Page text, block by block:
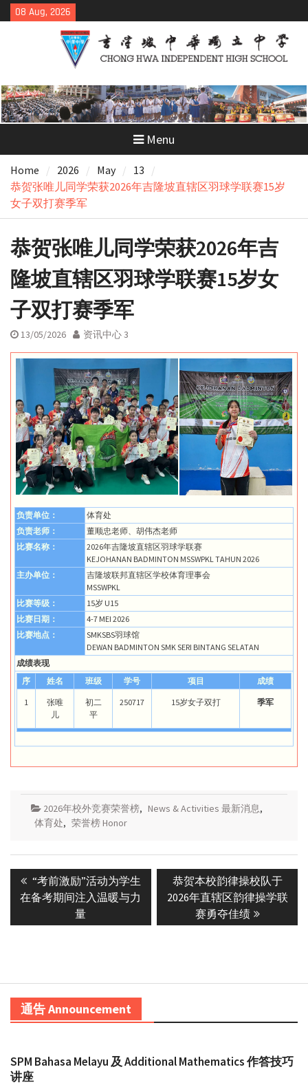
Skip
to
08 Aug, 2026
Menu
Home 2026 May
13
恭贺张唯儿同学荣获2026年吉隆坡直辖区羽球学联赛15岁
女子双打赛季军
恭贺张唯儿同学荣获2026年吉
隆坡直辖区羽球学联赛15岁女
子双打赛季军
13/05/2026 资讯中心 3
负责单位：
体育处
负责老师：
董顺忠老师、胡伟杰老师
比赛名称：
2026年吉隆坡直辖区羽球学联赛
KEJOHANAN BADMINTON MSSWPKL TAHUN 2026
主办单位：
吉隆坡联邦直辖区学校体育理事会
MSSWPKL
比赛等级：
15岁 U15
比赛日期：
4-7 MEI 2026
比赛地点：
SMKSBS羽球馆
DEWAN BADMINTON SMK SERI BINTANG SELATAN
成绩表现
序
姓名 班级 学号 项目 成绩
1
张唯
儿
初二
平
250717 15岁女子双打 季军
2026年校外竞赛荣誉榜, News & Activities 最新消息,
体育处, 荣誉榜 Honor
navigation
Previous
post:
“考前激励”活动为学生
在备考期间注入温暖与力
量
Next
post:
恭贺本校韵律操校队于
2026年直辖区韵律操学联
赛勇夺佳绩
通告 Announcement
SPM Bahasa Melayu 及 Additional Mathematics 作答技巧
讲座